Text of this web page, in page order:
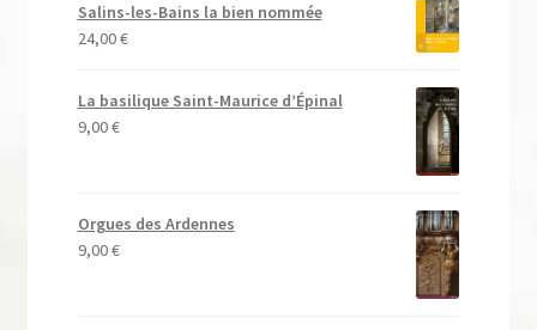
Salins-les-Bains la bien nommée
24,00€
La basilique Saint-Maurice d’Épinal
9,00€
Orgues des Ardennes
9,00€